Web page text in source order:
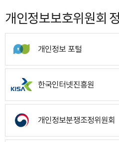
개인정보보호위원회
개인정보 포털
한국인터넷진흥원
개인정보분쟁조정위원회